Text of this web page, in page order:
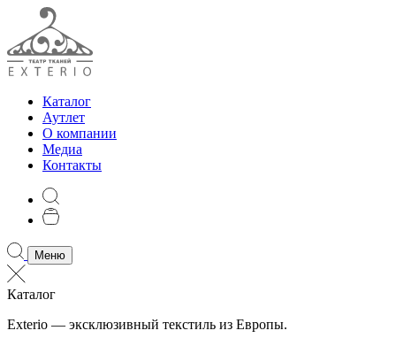
Каталог
Аутлет
О компании
Медиа
Контакты
Меню
Каталог
Exterio — эксклюзивный текстиль из Европы.